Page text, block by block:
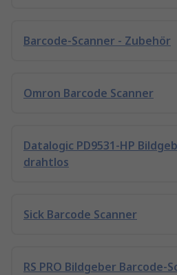
Barcode-Scanner - Zubehör
Omron Barcode Scanner
Datalogic PD9531-HP
drahtlos
Sick Barcode Scanner
RS PRO Bildgeber Barcode-